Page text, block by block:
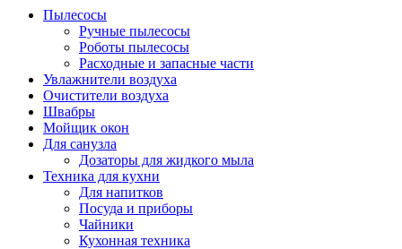
Пылесосы
Ручные пылесосы
Роботы пылесосы
Расходные и запасные части
Увлажнители воздуха
Очистители воздуха
Швабры
Мойщик окон
Для санузла
Дозаторы для жидкого мыла
Техника для кухни
Для напитков
Посуда и приборы
Чайники
Кухонная техника